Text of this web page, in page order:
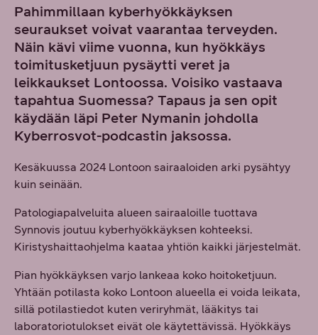
Pahimmillaan kyberhyökkäyksen
seuraukset voivat vaarantaa terveyden.
Näin kävi viime vuonna, kun hyökkäys
toimitusketjuun pysäytti veret ja
leikkaukset Lontoossa. Voisiko vastaava
tapahtua Suomessa? Tapaus ja sen opit
käydään läpi Peter Nymanin johdolla
Kyberrosvot-podcastin jaksossa.
Kesäkuussa 2024 Lontoon sairaaloiden arki pysähtyy
kuin seinään.
Patologiapalveluita alueen sairaaloille tuottava
Synnovis joutuu kyberhyökkäyksen kohteeksi.
Kiristyshaittaohjelma kaataa yhtiön kaikki järjestelmät.
Pian hyökkäyksen varjo lankeaa koko hoitoketjuun.
Yhtään potilasta koko Lontoon alueella ei voida leikata,
sillä potilastiedot kuten veriryhmät, lääkitys tai
laboratoriotulokset eivät ole käytettävissä. Hyökkäys